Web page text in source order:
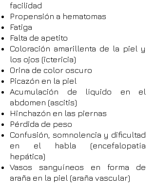
facilidad
Propensión a hematomas
Fatiga
Falta de apetito
Coloración amarillenta de la piel y
los ojos (ictericia)
Orina de color oscuro
Picazón en la piel
Acumulación de líquido en el
abdomen (ascitis)
Hinchazón en las piernas
Pérdida de peso
Confusión, somnolencia y dificultad
en el habla (encefalopatía
hepática)
Vasos sanguíneos en forma de
araña en la piel (araña vascular)